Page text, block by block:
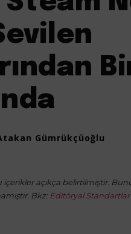
Gümrükçüoğlu
açıkça belirtilmiştir.
Bkz: Editöryal Standartlar